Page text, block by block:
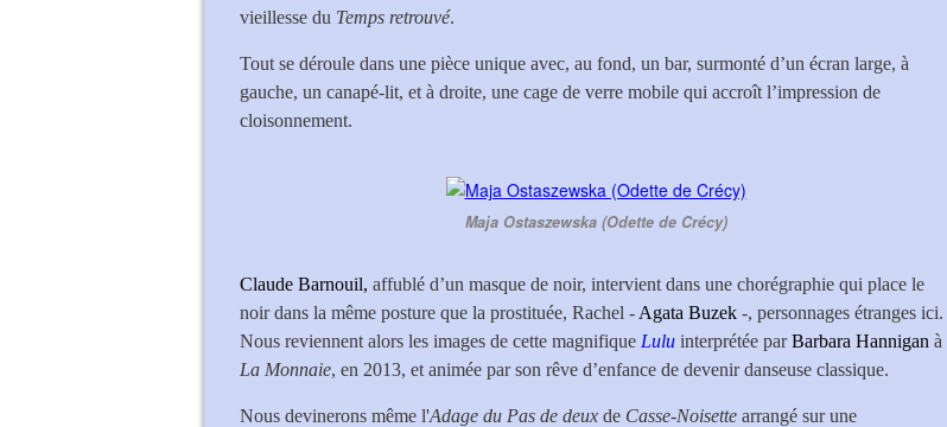
vieillesse du Temps retrouvé.
Tout se déroule dans une pièce unique avec, au fond, un bar, surmonté d’un écran large, à
gauche, un canapé-lit, et à droite, une cage de verre mobile qui accroît l’impression de
cloisonnement.
Maja Ostaszewska (Odette de Crécy)
Claude Barnouil, affublé d’un masque de noir, intervient dans une chorégraphie qui place le
noir dans la même posture que la prostituée, Rachel - Agata Buzek -, personnages étranges ici.
Nous reviennent alors les images de cette magnifique Lulu interprétée parBarbara Hannigan à
La Monnaie, en 2013, et animée par son rêve d’enfance de devenir danseuse classique.
Nous devinerons même l'Adage du Pas de deux de Casse-Noisette arrangé sur une